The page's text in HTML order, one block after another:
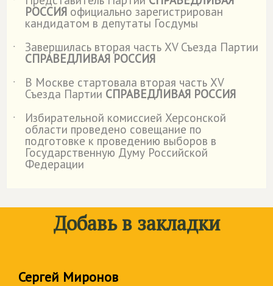
˙
РОССИЯ официально зарегистрирован
кандидатом в депутаты Госдумы
˙
Завершилась вторая часть XV Съезда Партии
СПРАВЕДЛИВАЯ РОССИЯ
˙
В Москве стартовала вторая часть XV
Съезда Партии СПРАВЕДЛИВАЯ РОССИЯ
˙
Избирательной комиссией Херсонской
области проведено совещание по
подготовке к проведению выборов в
Государственную Думу Российской
Федерации
Добавь в закладки
Сергей Миронов